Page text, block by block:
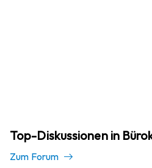
Top-Diskussionen in
Zum Forum